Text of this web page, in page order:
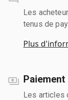
Les
tenus de
Plus
Paiement
Les articles